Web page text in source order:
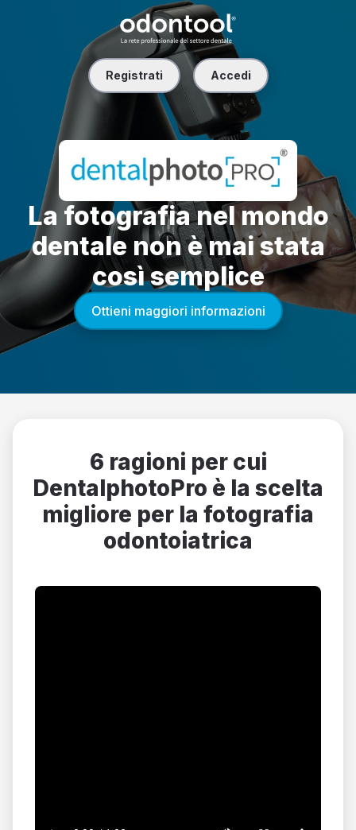
Registrati Accedi
La fotografia nel mondo
dentale non è mai stata
così semplice
Ottieni maggiori informazioni
6 ragioni per cui
DentalphotoPro è la scelta
migliore per la fotografia
odontoiatrica